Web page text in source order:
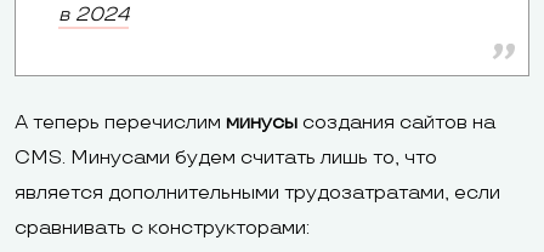
в 2024
А теперь перечислим минусы создания сайтов на
CMS. Минусами будем считать лишь то, что
является дополнительными трудозатратами, если
сравнивать с конструкторами: